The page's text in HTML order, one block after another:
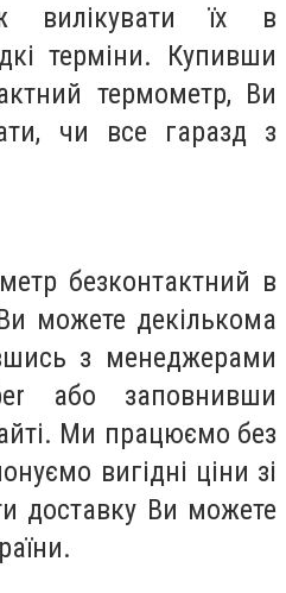
вилікувати їх в
терміни. Купивши
термометр, Ви
чи все гаразд з
безконтактний в
можете декількома
з менеджерами
або заповнивши
Ми працюємо без
вигідні ціни зі
доставку Ви можете